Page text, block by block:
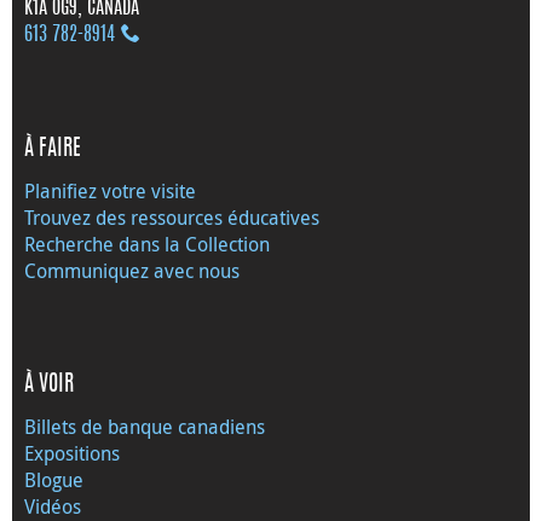
K1A 0G9, CANADA
613 782‑8914
À FAIRE
Planifiez votre visite
Trouvez des ressources éducatives
Recherche dans la Collection
Communiquez avec nous
À VOIR
Billets de banque canadiens
Expositions
Blogue
Vidéos